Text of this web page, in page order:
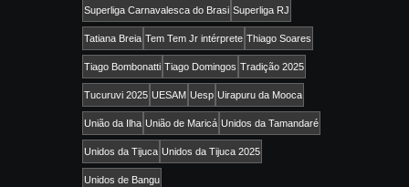
Superliga Carnavalesca do Brasi Superliga RJ
Tatiana Breia Tem Tem Jr intérprete Thiago Soares
Tiago Bombonatti Tiago Domingos Tradição 2025
Tucuruvi 2025 UESAM Uesp Uirapuru da Mooca
União da Ilha União de Maricá Unidos da Tamandaré
Unidos da Tijuca Unidos da Tijuca 2025
Unidos de Bangu